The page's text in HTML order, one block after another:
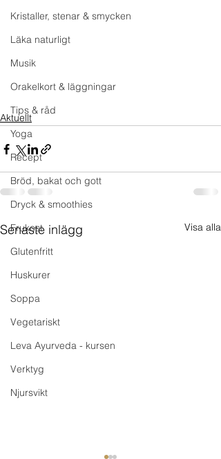
Kristaller, stenar & smycken
Läka naturligt
Musik
Orakelkort & läggningar
Tips & råd
Yoga
Recept
Bröd, bakat och gott
Dryck & smoothies
Frukost
Glutenfritt
Huskurer
Soppa
Vegetariskt
Leva Ayurveda - kursen
Verktyg
Njursvikt
Aktuellt
Senaste inlägg Visa alla